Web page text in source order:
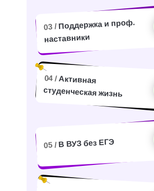
04 /Активная
студенческая жизнь
05 / В ВУЗ без ЕГЭ
03 / Поддержка и проф.
наставники